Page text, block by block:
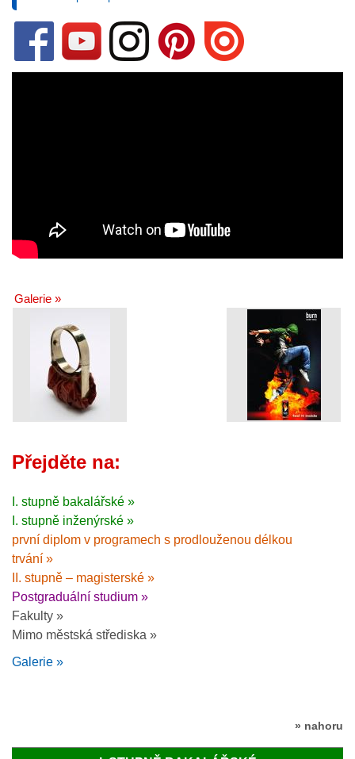
Galerie »
Přejděte na:
I. stupně bakalářské »
I. stupně inženýrské »
první diplom v programech s prodlouženou délkou
trvání »
II. stupně – magisterské »
Postgraduální studium »
Fakulty »
Mimo městská střediska »
Galerie »
» nahoru